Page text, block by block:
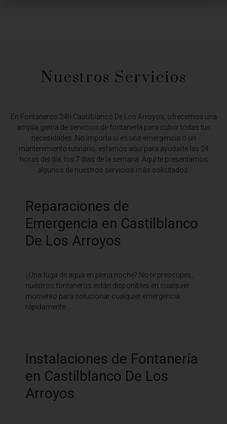
Nuestros Servicios
En Fontaneros 24h Castilblanco De Los Arroyos, ofrecemos una
amplia gama de servicios de fontanería para cubrir todas tus
necesidades. No importa si es una emergencia o un
mantenimiento rutinario, estamos aquí para ayudarte las 24
horas del día, los 7 días de la semana. Aquí te presentamos
algunos de nuestros servicios más solicitados:
Reparaciones de
Emergencia en Castilblanco
De Los Arroyos
¿Una fuga de agua en plena noche? No te preocupes,
nuestros fontaneros están disponibles en cualquier
momento para solucionar cualquier emergencia
rápidamente.
Instalaciones de Fontanería
en Castilblanco De Los
Arroyos